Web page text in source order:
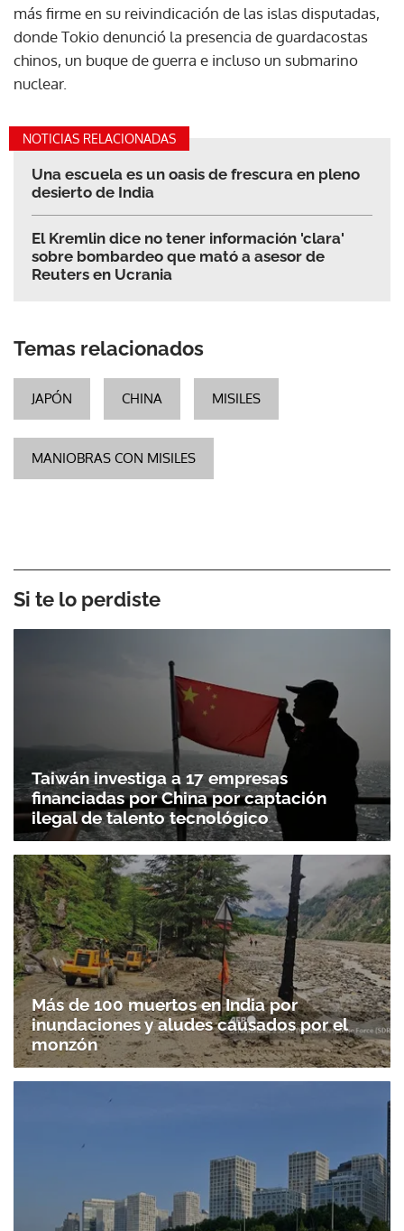
más firme en su reivindicación de las islas disputadas,
donde Tokio denunció la presencia de guardacostas
chinos, un buque de guerra e incluso un submarino
nuclear.
NOTICIAS RELACIONADAS
Una escuela es un oasis de frescura en pleno
desierto de India
El Kremlin dice no tener información 'clara'
sobre bombardeo que mató a asesor de
Reuters en Ucrania
Temas relacionados
JAPÓN CHINA MISILES
MANIOBRAS CON MISILES
Si te lo perdiste
Taiwán investiga a 17 empresas
financiadas por China por captación
ilegal de talento tecnológico
Más de 100 muertos en India por
inundaciones y aludes causados por el
monzón